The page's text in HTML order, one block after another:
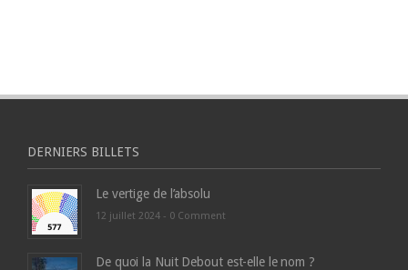
DERNIERS BILLETS
Le vertige de l’absolu
12 juillet 2024 - 0 Comment
De quoi la Nuit Debout est-elle le nom ?